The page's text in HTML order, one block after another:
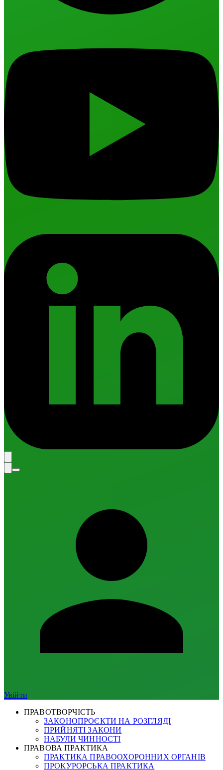
Увійти
ПРАВОТВОРЧІСТЬ
ЗАКОНОПРОЄКТИ НА РОЗГЛЯДІ
ПРИЙНЯТІ ЗАКОНИ
НАБУЛИ ЧИННОСТІ
ПРАВОВА ПРАКТИКА
ПРАКТИКА ПРАВООХОРОННИХ ОРГАНІВ
ПРОКУРОРСЬКА ПРАКТИКА